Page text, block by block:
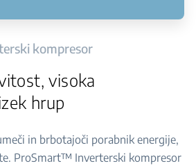
kompresor
visoka
hrup
in brbotajoči porabnik energije,
ProSmart™ Inverterski kompresor